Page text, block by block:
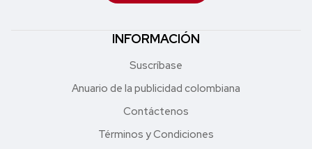
INFORMACIÓN
Suscríbase
Anuario de la publicidad colombiana
Contáctenos
Términos y Condiciones